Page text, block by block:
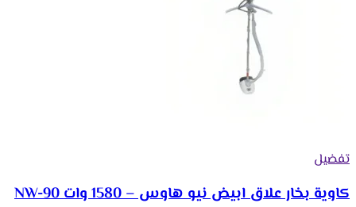
تفضيل
كاوية بخار علاق ابيض نيو هاوس – 1580 وات NW-90